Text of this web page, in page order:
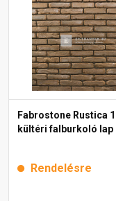
Fabrostone Rustica 1
kültéri falburkoló lap
Rendelésre